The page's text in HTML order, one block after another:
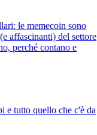
le memecoin sono
affascinanti) del settore
perché contano e
e tutto quello che c'è da